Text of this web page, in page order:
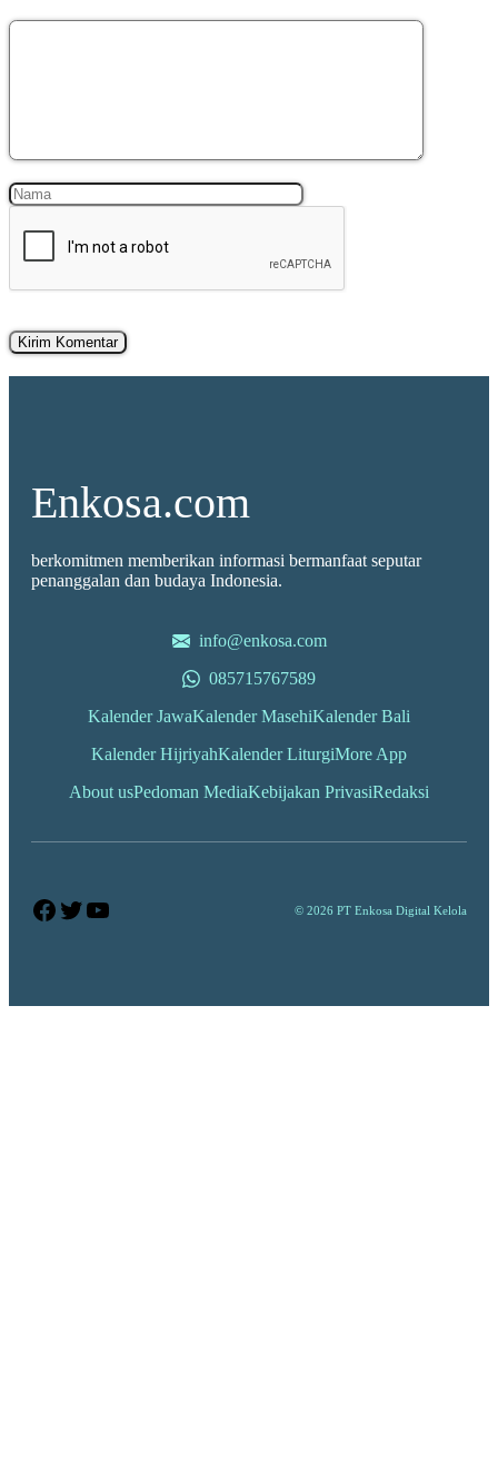
Komentar
Nama Surel
Enkosa.com
berkomitmen memberikan informasi bermanfaat seputar
penanggalan dan budaya Indonesia.
info@enkosa.com
085715767589
Kalender JawaKalender MasehiKalender Bali
Kalender HijriyahKalender LiturgiMore App
About usPedoman MediaKebijakan PrivasiRedaksi
Facebook
Twitter
YouTube © 2026 PT Enkosa Digital Kelola